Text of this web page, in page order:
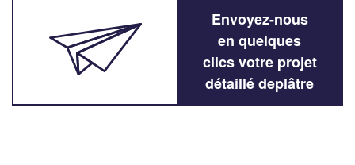
Envoyez-nous
en quelques
clics votre projet
détaillé deplâtre